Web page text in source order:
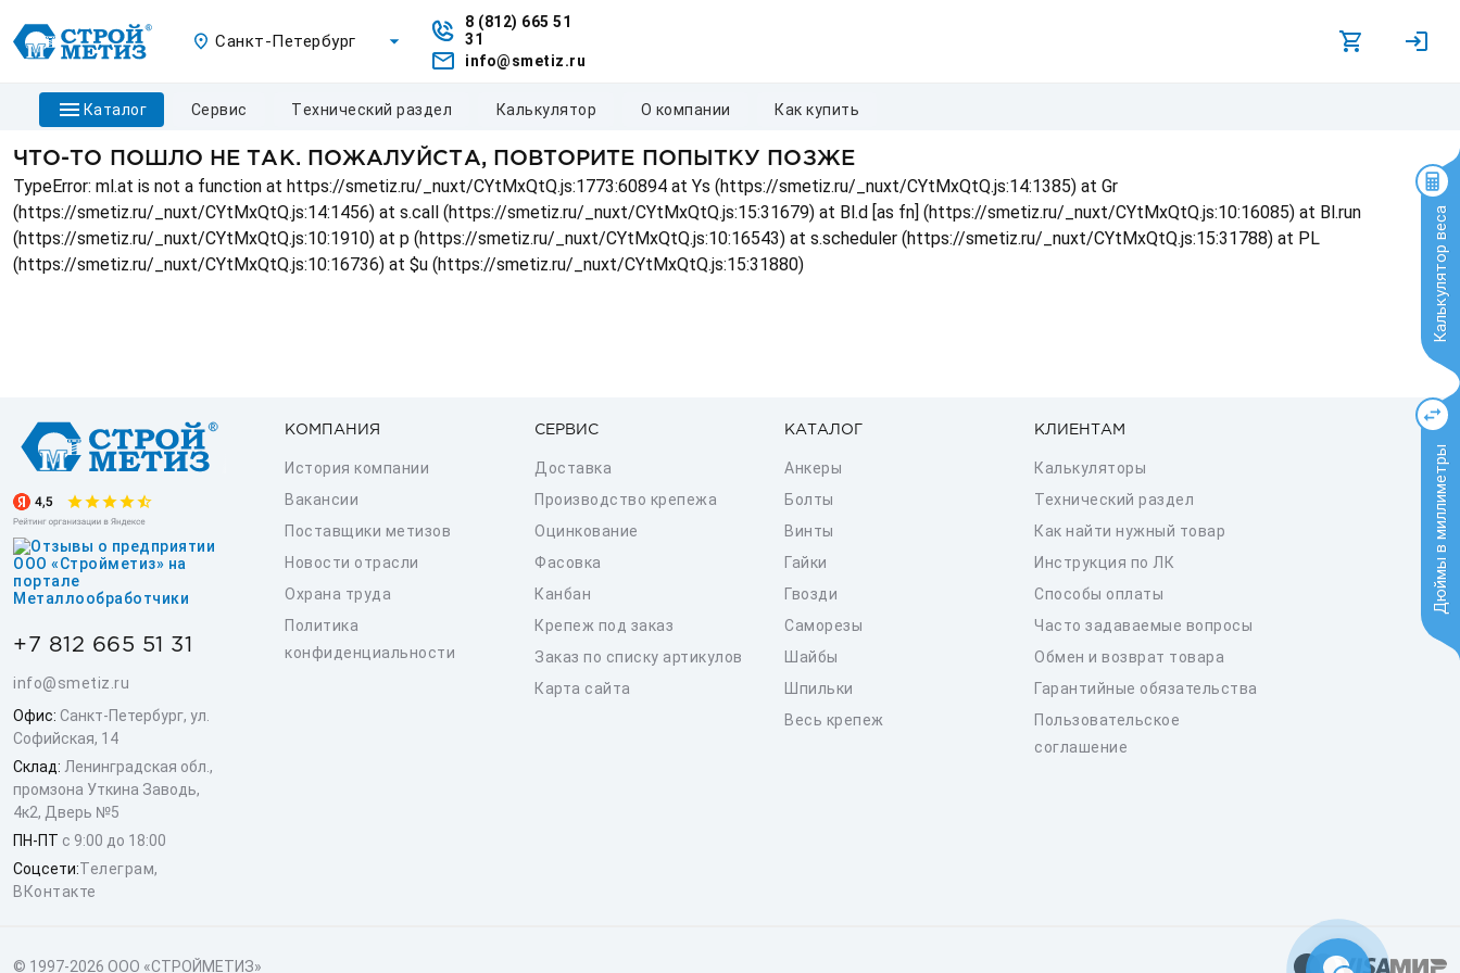
Калькулятор веса
Дюймы в миллиметры
Санкт-Петербург
8 (812) 665 51
31
info@smetiz.ru
каталог сервис технический раздел калькулятор о компании как купить
ЧТО-ТО ПОШЛО НЕ ТАК. ПОЖАЛУЙСТА, ПОВТОРИТЕ ПОПЫТКУ ПОЗЖЕ
TypeError: ml.at is not a function at https://smetiz.ru/_nuxt/CYtMxQtQ.js:1773:60894 at Ys (https://smetiz.ru/_nuxt/CYtMxQtQ.js:14:1385) at Gr
(https://smetiz.ru/_nuxt/CYtMxQtQ.js:14:1456) at s.call (https://smetiz.ru/_nuxt/CYtMxQtQ.js:15:31679) at Bl.d [as fn] (https://smetiz.ru/_nuxt/CYtMxQtQ.js:10:16085) at Bl.run
(https://smetiz.ru/_nuxt/CYtMxQtQ.js:10:1910) at p (https://smetiz.ru/_nuxt/CYtMxQtQ.js:10:16543) at s.scheduler (https://smetiz.ru/_nuxt/CYtMxQtQ.js:15:31788) at PL
(https://smetiz.ru/_nuxt/CYtMxQtQ.js:10:16736) at $u (https://smetiz.ru/_nuxt/CYtMxQtQ.js:15:31880)
+7 812 665 51 31
info@smetiz.ru
Офис: Санкт-Петербург, ул.
Софийская, 14
Склад: Ленинградская обл.,
промзона Уткина Заводь,
4к2, Дверь №5
ПН-ПТ с 9:00 до 18:00
Соцсети:Телеграм,
ВКонтакте
КОМПАНИЯ
История компании
Вакансии
Поставщики метизов
Новости отрасли
Охрана труда
Политика
конфиденциальности
СЕРВИС
Доставка
Производство крепежа
Оцинкование
Фасовка
Канбан
Крепеж под заказ
Заказ по списку артикулов
Карта сайта
КАТАЛОГ
Анкеры
Болты
Винты
Гайки
Гвозди
Саморезы
Шайбы
Шпильки
Весь крепеж
КЛИЕНТАМ
Калькуляторы
Технический раздел
Как найти нужный товар
Инструкция по ЛК
Способы оплаты
Часто задаваемые вопросы
Обмен и возврат товара
Гарантийные обязательства
Пользовательское
соглашение
© 1997-2026 ООО «СТРОЙМЕТИЗ»